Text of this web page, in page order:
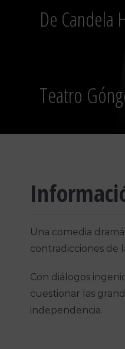
De Candela
Teatro
Una comedia
contradicciones de
Con diálogos
cuestionar las
independencia.